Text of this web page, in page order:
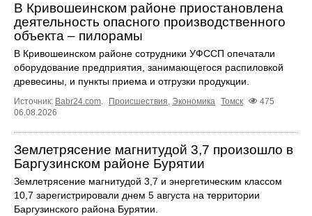
В Кривошеинском районе приостановлена
деятельность опасного производственного
объекта – пилорамы
В Кривошеинском районе сотрудники УФССП опечатали
оборудование предприятия, занимающегося распиловкой
древесины, и пункты приема и отгрузки продукции.
Источник: Babr24.com. Происшествия, Экономика Томск
475
06.08.2026
Землетрясение магнитудой 3,7 произошло в
Баргузинском районе Бурятии
Землетрясение магнитудой 3,7 и энергетическим классом
10,7 зарегистрировали днем 5 августа на территории
Баргузинского района Бурятии.